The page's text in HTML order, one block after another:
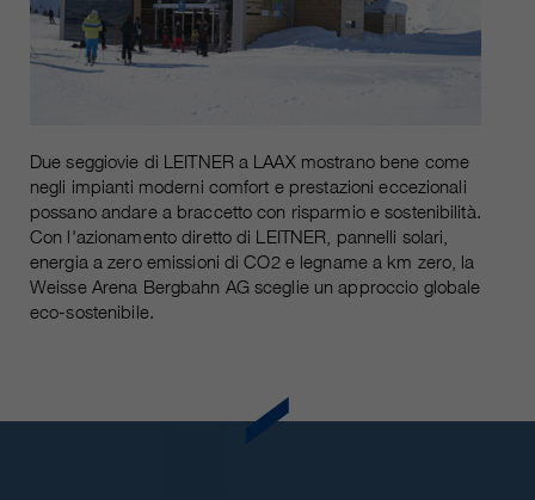
Due seggiovie di LEITNER a LAAX mostrano bene come
negli impianti moderni comfort e prestazioni eccezionali
possano andare a braccetto con risparmio e sostenibilità.
Con l'azionamento diretto di LEITNER, pannelli solari,
energia a zero emissioni di CO2 e legname a km zero, la
Weisse Arena Bergbahn AG sceglie un approccio globale
eco-sostenibile.